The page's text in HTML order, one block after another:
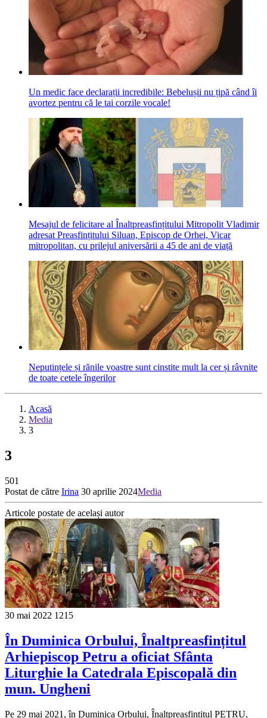
Un medic face declarații incredibile: Bebelușii nu țipă când îi
avortez pentru că le tai corzile vocale!
Mesajul de felicitare al Înaltpreasfințitului Mitropolit Vladimir
adresat Preasfințitului Siluan, Episcop de Orhei, Vicar
mitropolitan, cu prilejul aniversării a 45 de ani de viață
Neputințele și rănile voastre sunt cinstite mult la cer și râvnite
de toate cetele îngerilor
Acasă
Media
3
3
501
Postat de către Irina 30 aprilie 2024Media
Articole postate de același autor
30 mai 2022 1215
În Duminica Orbului, Înaltpreasfințitul
Arhiepiscop Petru a oficiat Sfânta
Liturghie la Catedrala Episcopală din
mun. Ungheni
Pe 29 mai 2021, în Duminica Orbului, Înaltpreasfințitul PETRU,